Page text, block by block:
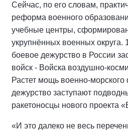
Сейчас, по его словам,
реформа военного
учебные центры,
укрупнённых военных округа.
боевое дежурство в России
войск - Войска воздушно-
Растет мощь военно-
дежурство заступают
ракетоносцы нового проекта
«И это далеко не весь